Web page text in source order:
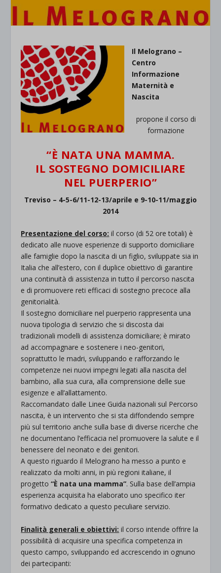
Il Melograno –
Centro
Informazione
Maternità e
Nascita
propone il corso di
formazione
“È NATA UNA MAMMA.
IL SOSTEGNO DOMICILIARE
NEL PUERPERIO”
Treviso – 4-5-6/11-12-13/aprile e 9-10-11/maggio
2014
Presentazione del corso: il corso (di 52 ore totali) è
dedicato alle nuove esperienze di supporto domiciliare
alle famiglie dopo la nascita di un figlio, sviluppate sia in
Italia che all’estero, con il duplice obiettivo di garantire
una continuità di assistenza in tutto il percorso nascita
e di promuovere reti efficaci di sostegno precoce alla
genitorialità.
Il sostegno domiciliare nel puerperio rappresenta una
nuova tipologia di servizio che si discosta dai
tradizionali modelli di assistenza domiciliare; è mirato
ad accompagnare e sostenere i neo-genitori,
soprattutto le madri, sviluppando e rafforzando le
competenze nei nuovi impegni legati alla nascita del
bambino, alla sua cura, alla comprensione delle sue
esigenze e all’allattamento.
Raccomandato dalle Linee Guida nazionali sul Percorso
nascita, è un intervento che si sta diffondendo sempre
più sul territorio anche sulla base di diverse ricerche che
ne documentano l’efficacia nel promuovere la salute e il
benessere del neonato e dei genitori.
A questo riguardo il Melograno ha messo a punto e
realizzato da molti anni, in più regioni italiane, il
progetto “È nata una mamma”. Sulla base dell’ampia
esperienza acquisita ha elaborato uno specifico iter
formativo dedicato a questo peculiare servizio.
Finalità generali e obiettivi: il corso intende offrire la
possibilità di acquisire una specifica competenza in
questo campo, sviluppando ed accrescendo in ognuno
dei partecipanti: